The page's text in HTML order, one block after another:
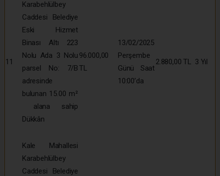
11
Karabehlülbey
Caddesi Belediye
Eski Hizmet
Binası Altı 223
Nolu Ada 3 Nolu
parsel No: 7/B
adresinde
bulunan 15.00 m²
alana sahip
Dükkân
96.000,00
TL
13/02/2025
Perşembe
Günü Saat
10:00’da
2.880,00 TL 3 Yıl
Kale Mahallesi
Karabehlülbey
Caddesi Belediye